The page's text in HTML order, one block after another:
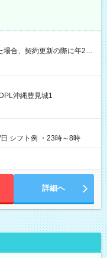
場合、契約更新の際に年2回
給 ※深夜割増賃金 (22:00～
期間
態、給与は本採用時と同じ
沖縄豊見城1
シフト例 ・23時～8時
詳細へ